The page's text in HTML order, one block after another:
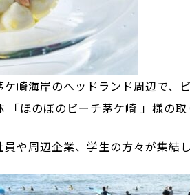
崎海岸のヘッドランド周辺で、
ほのぼのビーチ茅ケ崎 」様の取
や周辺企業、学生の方々が集結